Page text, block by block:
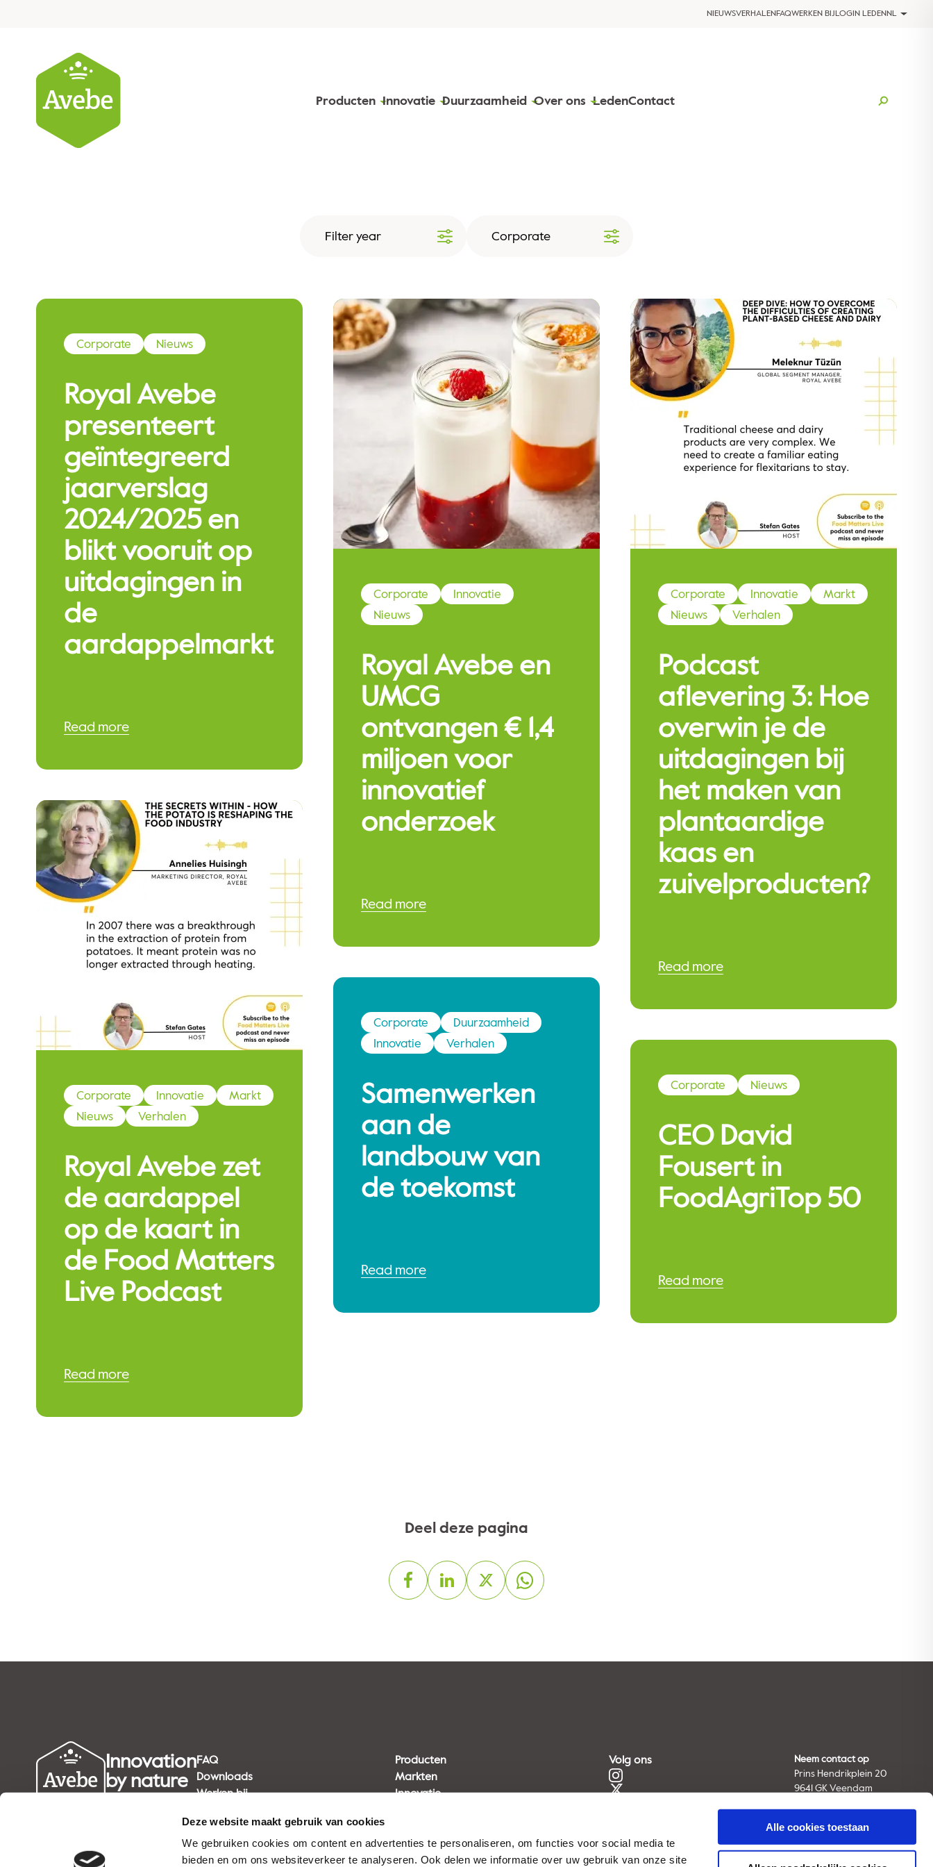
Deze website maakt gebruik van cookies
We gebruiken cookies om content en advertenties te personaliseren, om functies voor social media te
bieden en om ons websiteverkeer te analyseren. Ook delen we informatie over uw gebruik van onze site
Alle cookies toestaan
NIEUWSVERHALENFAQWERKEN BIJLOGIN LEDENNL
Producten Innovatie Duurzaamheid Over ons LedenContact
Corporate Nieuws
Royal Avebe
presenteert
geïntegreerd
jaarverslag
2024/2025 en
blikt vooruit op
uitdagingen in
de
aardappelmarkt
Read more
Corporate
Innovatie
Nieuws
Royal Avebe en
UMCG
ontvangen € 1,4
miljoen voor
innovatief
onderzoek
Read more
Corporate Innovatie
Markt
Nieuws
Verhalen
Podcast
aflevering 3: Hoe
overwin je de
uitdagingen bij
het maken van
plantaardige
kaas en
zuivelproducten?
Read more
Corporate Innovatie
Markt
Nieuws
Verhalen
Royal Avebe zet
de aardappel
op de kaart in
de Food Matters
Live Podcast
Read more
Corporate
Duurzaamheid
Innovatie
Verhalen
Samenwerken
aan de
landbouw van
de toekomst
Read more
Corporate Nieuws
CEO David
Fousert in
FoodAgriTop 50
Read more
Deel deze pagina
Innovation
by nature
since 1919
FAQ
Downloads
Werken bij
Producten
Markten
Innovatie
Volg ons
Neem contact op
Prins Hendrikplein 20
9641 GK Veendam
E-mail:info@avebe.com